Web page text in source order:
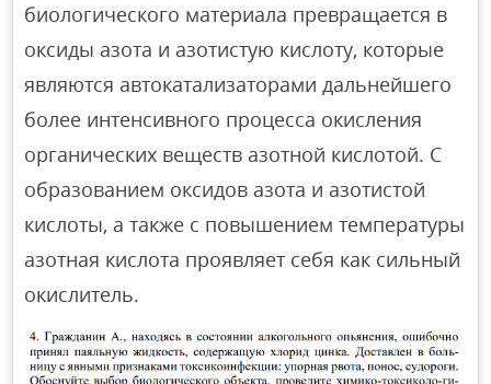
биологического материала превращается в
оксиды азота и азотистую кислоту, которые
являются автокатализаторами дальнейшего
более интенсивного процесса окисления
органических веществ азотной кислотой. С
образованием оксидов азота и азотистой
кислоты, а также с повышением температуры
азотная кислота проявляет себя как сильный
окислитель.